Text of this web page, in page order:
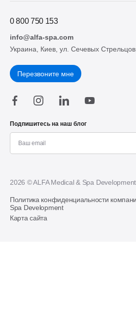
0 800 750 153
info@alfa-spa.com
Украина, Киев, ул. Сечевых
Перезвоните мне
Подпишитесь на наш блог
2026 © ALFA Medical & Spa Development
Политика конфиденциальности
Spa Development
Карта сайта